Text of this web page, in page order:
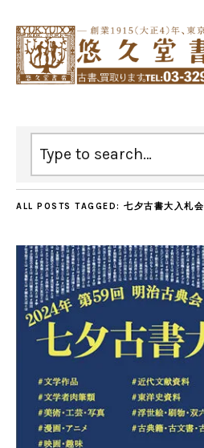
ALL POSTS TAGGED: 七夕古書大入札会